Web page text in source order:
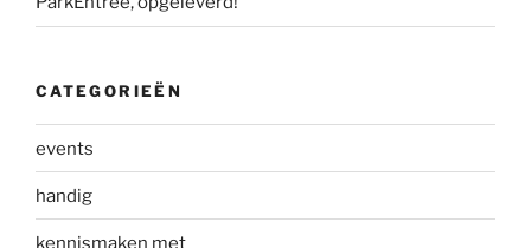
CATEGORIEËN
events
handig
kennismaken met